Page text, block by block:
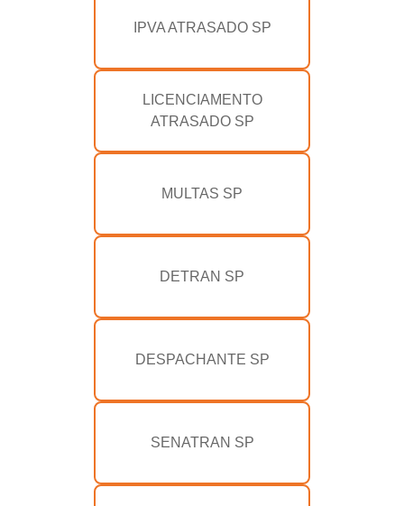
IPVA ATRASADO SP
LICENCIAMENTO
ATRASADO SP
MULTAS SP
DETRAN SP
DESPACHANTE SP
SENATRAN SP